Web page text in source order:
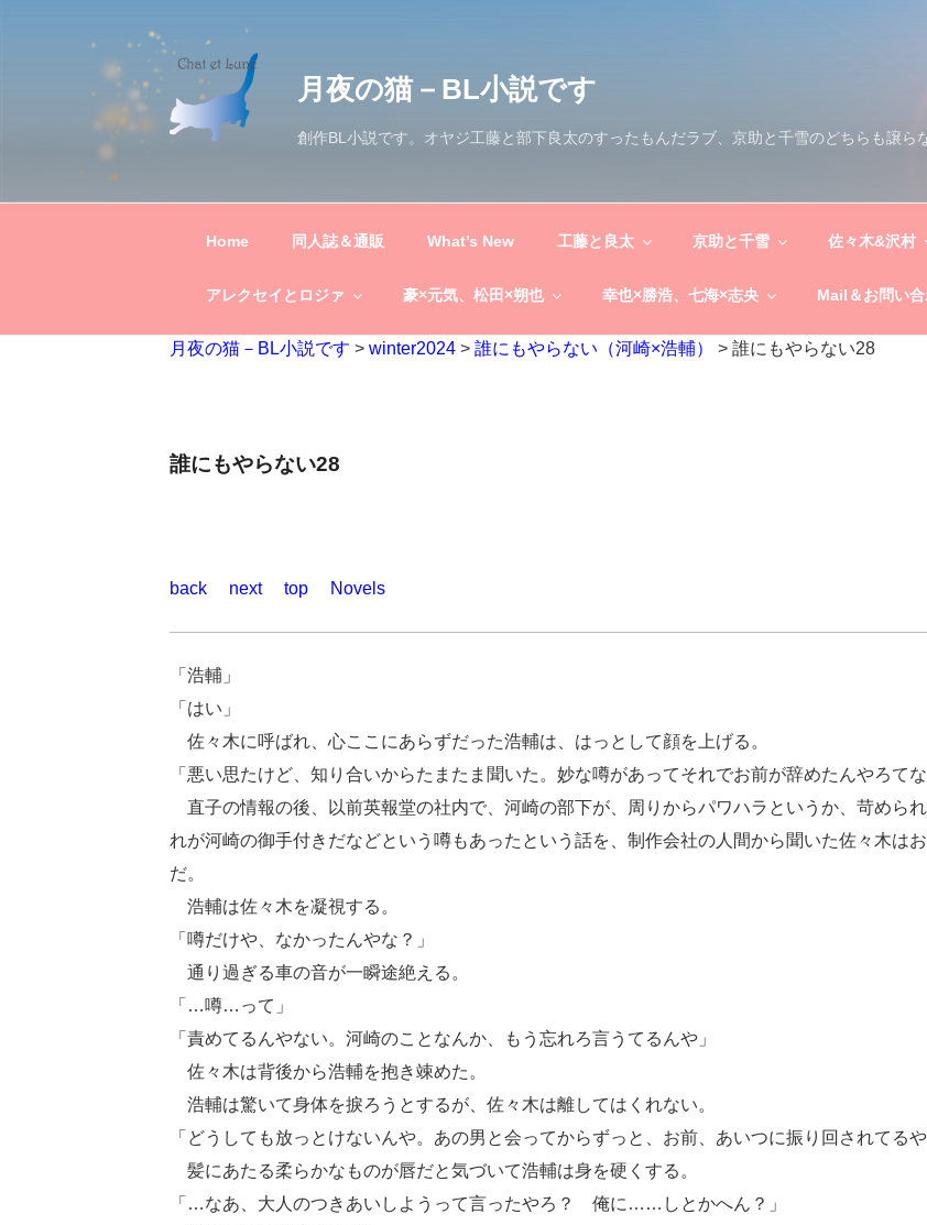
月夜の猫－BL小説です
創作BL小説です。オヤジ工藤と部下良太のすったもんだラブ、京助と千雪のどちらも譲ら
Home 同人誌＆通販 What’s New 工藤と良太 京助と千雪 佐々木&沢村
アレクセイとロジァ 豪×元気、松田×朔也 幸也×勝浩、七海×志央 Mail＆お問い
月夜の猫－BL小説です > winter2024 > 誰にもやらない（河崎×浩輔） > 誰にもやらない28
誰にもやらない28
back next top Novels
「浩輔」
「はい」
佐々木に呼ばれ、心ここにあらずだった浩輔は、はっとして顔を上げる。
「悪い思たけど、知り合いからたまたま聞いた。妙な噂があってそれでお前が辞めたんやろてな
直子の情報の後、以前英報堂の社内で、河崎の部下が、周りからパワハラというか、苛めら
れが河崎の御手付きだなどという噂もあったという話を、制作会社の人間から聞いた佐々木は
だ。
浩輔は佐々木を凝視する。
「噂だけや、なかったんやな？」
通り過ぎる車の音が一瞬途絶える。
「…噂…って」
「責めてるんやない。河崎のことなんか、もう忘れろ言うてるんや」
佐々木は背後から浩輔を抱き竦めた。
浩輔は驚いて身体を捩ろうとするが、佐々木は離してはくれない。
「どうしても放っとけないんや。あの男と会ってからずっと、お前、あいつに振り回されてるや
髪にあたる柔らかなものが唇だと気づいて浩輔は身を硬くする。
「…なあ、大人のつきあいしようって言ったやろ？ 俺に……しとかへん？」